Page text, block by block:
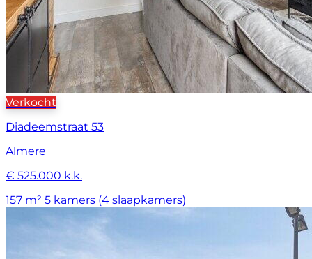
Verkocht
Diadeemstraat 53
Almere
€ 525.000 k.k.
157 m² 5 kamers (4 slaapkamers)